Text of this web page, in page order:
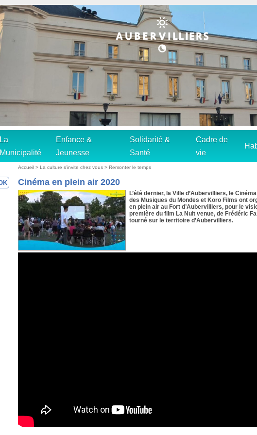
La
Municipalité
Enfance &
Jeunesse
Solidarité &
Santé
Cadre de
vie
Accueil >La culture s’invite chez vous>Remonter le temps
Cinéma en plein air 2020
L’été dernier, la Ville d’Aubervilliers, le
des Musiques du Mondes et Koro Films ont
en plein air au Fort d’Aubervilliers, pour le
première du film La Nuit venue, de Frédéric
tourné sur le territoire d’Aubervilliers.